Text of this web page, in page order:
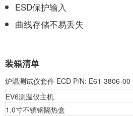
ESD保护输入
曲线存储不易丢失
装箱清单
炉温测试仪套件 ECD P/N: E61-3806-00
EV6测温仪主机
1.0寸不锈钢隔热盒